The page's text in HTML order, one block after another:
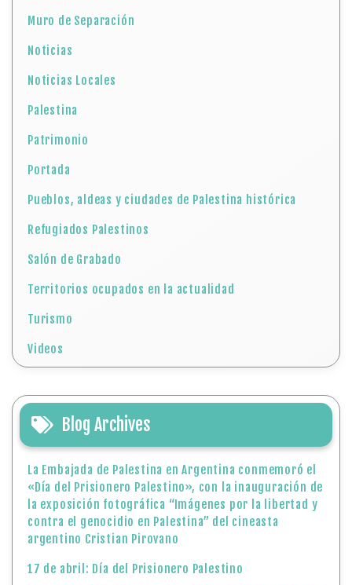
Muro de Separación
Noticias
Noticias Locales
Palestina
Patrimonio
Portada
Pueblos, aldeas y ciudades de Palestina histórica
Refugiados Palestinos
Salón de Grabado
Territorios ocupados en la actualidad
Turismo
Videos
Blog Archives
La Embajada de Palestina en Argentina conmemoró el
«Día del Prisionero Palestino», con la inauguración de
la exposición fotográfica “Imágenes por la libertad y
contra el genocidio en Palestina” del cineasta
argentino Cristian Pirovano
17 de abril: Día del Prisionero Palestino